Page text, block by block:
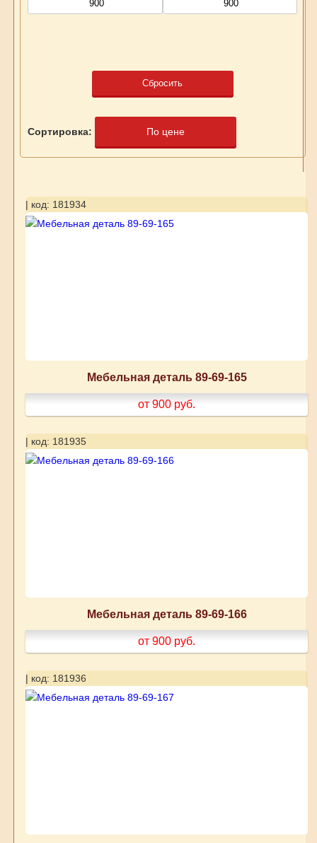
Сбросить
Сортировка: По цене
| код: 181934
Мебельная деталь 89-69-165
от 900 руб.
| код: 181935
Мебельная деталь 89-69-166
от 900 руб.
| код: 181936